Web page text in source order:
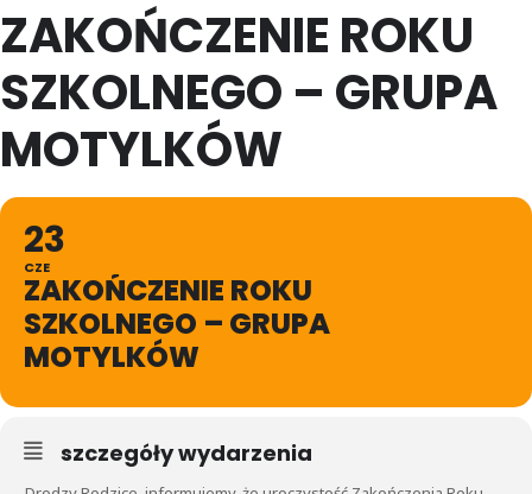
ZAKOŃCZENIE ROKU
SZKOLNEGO – GRUPA
MOTYLKÓW
23
CZE
ZAKOŃCZENIE ROKU
SZKOLNEGO – GRUPA
MOTYLKÓW
szczegóły wydarzenia